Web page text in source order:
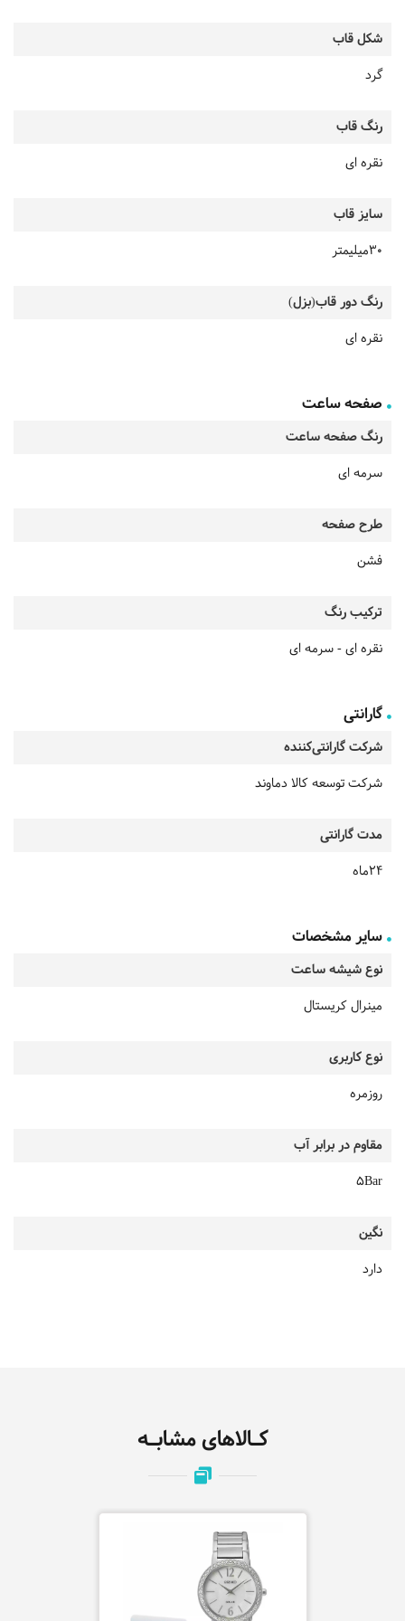
شکل قاب
گرد
رنگ قاب
نقره ای
سایز قاب
30میلیمتر
رنگ دور قاب(بزل)
نقره ای
صفحه ساعت
رنگ صفحه ساعت
سرمه ای
طرح صفحه
فشن
ترکیب رنگ
نقره ای - سرمه ای
گارانتی
شرکت گارانتی‌کننده
شرکت توسعه کالا دماوند
مدت گارانتی
24ماه
سایر مشخصات
نوع شیشه ساعت
مینرال کریستال
نوع کاربری
روزمره
مقاوم در برابر آب
5Bar
نگین
دارد
کـالاهای مشابـه